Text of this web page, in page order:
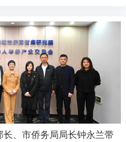
、市侨务局局长钟永兰带